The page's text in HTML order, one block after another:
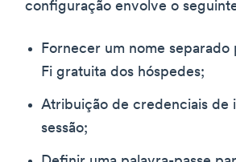
configuração envolve o
Fornecer um nome separado
Fi gratuita dos hóspedes;
Atribuição de credenciais de
sessão;